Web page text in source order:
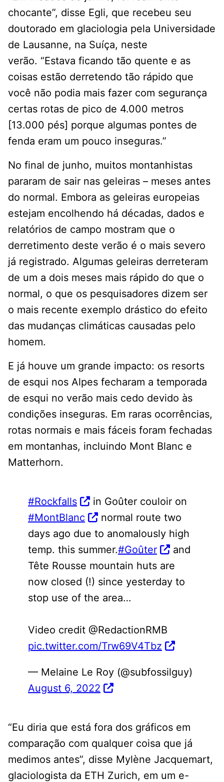
chocante”, disse Egli, que recebeu seu
doutorado em glaciologia pela Universidade
de Lausanne, na Suíça, neste
verão. “Estava ficando tão quente e as
coisas estão derretendo tão rápido que
você não podia mais fazer com segurança
certas rotas de pico de 4.000 metros
[13.000 pés] porque algumas pontes de
fenda eram um pouco inseguras.”
No final de junho, muitos montanhistas
pararam de sair nas geleiras – meses antes
do normal. Embora as geleiras europeias
estejam encolhendo há décadas, dados e
relatórios de campo mostram que o
derretimento deste verão é o mais severo
já registrado. Algumas geleiras derreteram
de um a dois meses mais rápido do que o
normal, o que os pesquisadores dizem ser
o mais recente exemplo drástico do efeito
das mudanças climáticas causadas pelo
homem.
E já houve um grande impacto: os resorts
de esqui nos Alpes fecharam a temporada
de esqui no verão mais cedo devido às
condições inseguras. Em raras ocorrências,
rotas normais e mais fáceis foram fechadas
em montanhas, incluindo Mont Blanc e
Matterhorn.
#Rockfalls
in Goûter couloir on
#MontBlanc
normal route two
days ago due to anomalously high
temp. this summer.#Goûter
and
Tête Rousse mountain huts are
now closed (!) since yesterday to
stop use of the area…
Video credit @RedactionRMB
pic.twitter.com/Trw69V4Tbz
— Melaine Le Roy (@subfossilguy)
August 6, 2022
“Eu diria que está fora dos gráficos em
comparação com qualquer coisa que já
medimos antes”, disse Mylène Jacquemart,
glaciologista da ETH Zurich, em um e-